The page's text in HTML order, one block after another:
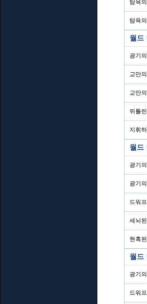
탐욕
탐욕
월드
광기
교만
교만
뒤틀
지휘
월드
광기
광기
드워
세뇌
현혹
월드
광기
드워